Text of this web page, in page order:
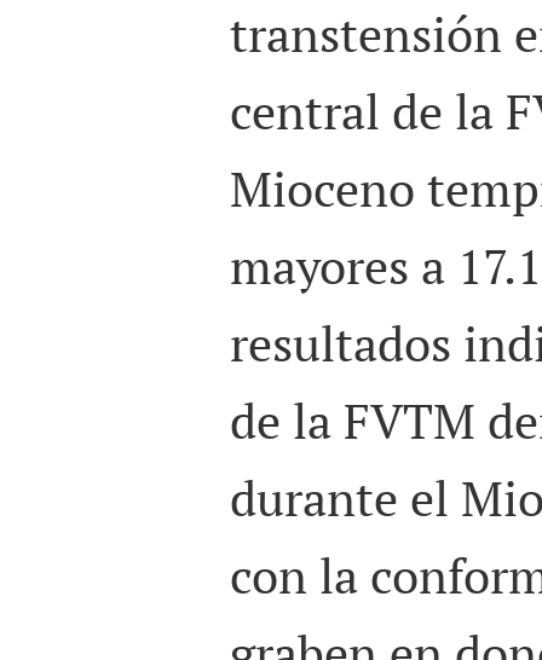
transtensión
central de la
Mioceno
mayores a
resultados
de la FVTM
durante el
con la